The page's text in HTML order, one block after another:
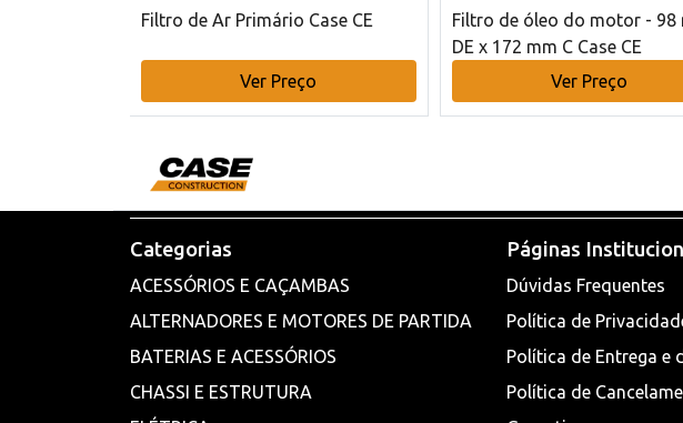
Filtro de Ar Primário Case CE
Ver Preço
Filtro de óleo do motor - 98
DE x 172 mm C Case CE
Ver Preço
Categorias
ACESSÓRIOS E CAÇAMBAS
ALTERNADORES E MOTORES DE PARTIDA
BATERIAS E ACESSÓRIOS
CHASSI E ESTRUTURA
Páginas
Dúvidas Frequentes
Política de
Política de Entrega e
Política de